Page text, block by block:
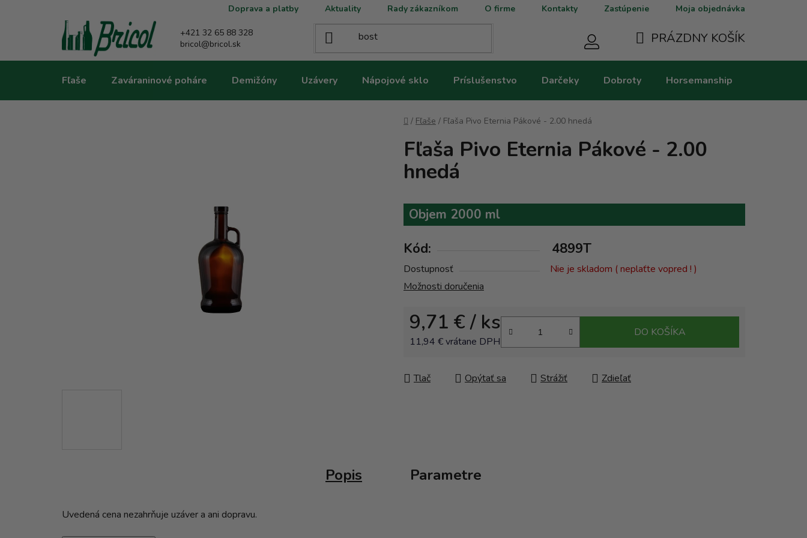
Doprava a platby Aktuality Rady zákazníkom O firme Kontakty Zastúpenie Moja objednávka
+421 32 65 88 328
bricol@bricol.sk
KOŠÍK
PRÁZDNY KOŠÍK
Fľaše Zaváraninové poháre Demižóny Uzávery Nápojové sklo Príslušenstvo Darčeky Dobroty Horsemanship
Domov
/ Fľaše / Fľaša Pivo Eternia Pákové - 2.00 hnedá
Fľaša Pivo Eternia Pákové - 2.00
hnedá
Objem 2000 ml
Kód: 4899T
Dostupnosť
Nie je skladom ( neplaťte vopred ! )
Možnosti doručenia
9,71 €/ ks
11,94 € vrátane DPH
DO KOŠÍKA
Tlač Opýtať sa Strážiť Zdieľať
Popis Parametre
Uvedená cena nezahrňuje uzáver a ani dopravu.